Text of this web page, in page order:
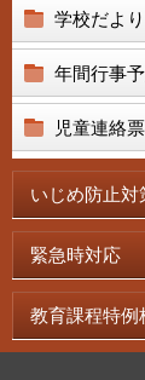
学校だより
年間行事
児童連絡
いじめ防止対
緊急時対応
教育課程特例